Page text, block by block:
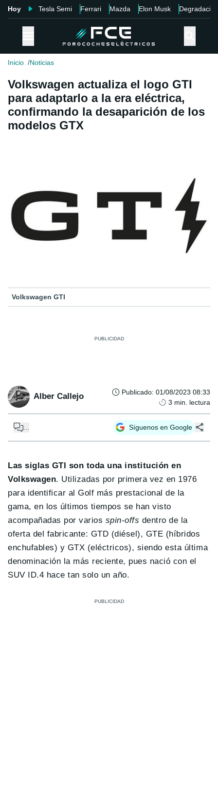
Hoy Tesla Semi Ferrari Mazda Elon Musk Degradación
Inicio Noticias
Volkswagen actualiza el logo GTI
para adaptarlo a la era eléctrica,
confirmando la desaparición de los
modelos GTX
Volkswagen GTI
Alber Callejo Publicado: 01/08/2023 08:33
3 min. lectura
Síguenos en Google
Las siglas GTI son toda una institución en
Volkswagen. Utilizadas por primera vez en 1976
para identificar al Golf más prestacional de la
gama, en los últimos tiempos se han visto
acompañadas por varios spin-offs dentro de la
oferta del fabricante: GTD (diésel), GTE (híbridos
enchufables) y GTX (eléctricos), siendo esta última
denominación la más reciente, pues nació con el
SUV ID.4 hace tan solo un año.